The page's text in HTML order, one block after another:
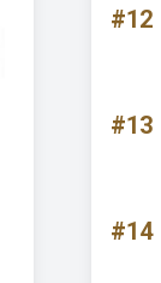
#12
#13
#14